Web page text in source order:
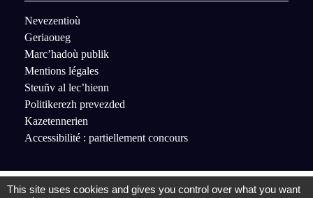
Nevezentioù
Geriaoueg
Marc’hadoù publik
Mentions légales
Steuñv al lec’hienn
Politikerezh prevezded
Kazetennerien
Accessibilité : partiellement concours
© 2020 SDE35- Tous droits réservés
This site uses cookies and gives you control over what you want